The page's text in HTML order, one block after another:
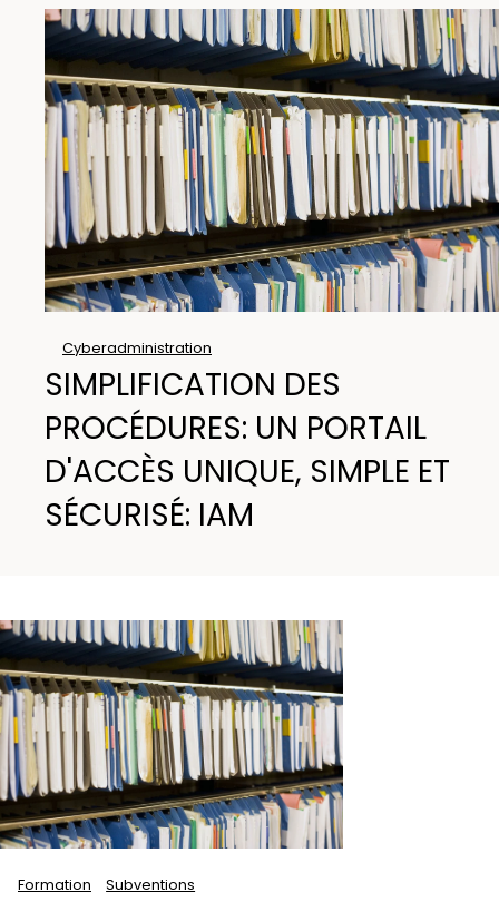
Cyberadministration
SIMPLIFICATION DES
PROCÉDURES: UN PORTAIL
D'ACCÈS UNIQUE, SIMPLE ET
SÉCURISÉ: IAM
Formation Subventions